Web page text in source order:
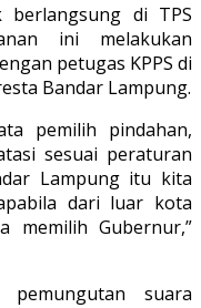
berlangsung di TPS
ini melakukan
petugas KPPS di
Bandar Lampung.
pemilih pindahan,
sesuai peraturan
Lampung itu kita
dari luar kota
memilih Gubernur,”
suara